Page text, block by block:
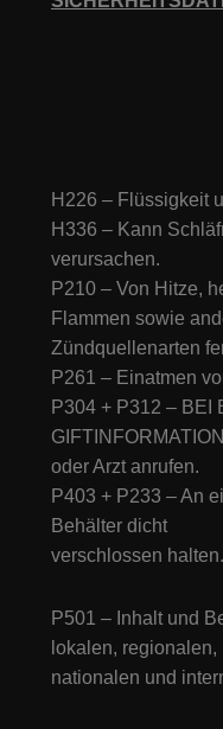
H226 – Flüssigkeit
H336 – Kann
verursachen.
P210 – Von Hitze,
Flammen sowie
Zündquellenarten
P261 – Einatmen
P304 + P312 – BEI
oder Arzt anrufen.
P403 + P233 – An
Behälter dicht
verschlossen halten.
P501 – Inhalt und
lokalen, regionalen,
nationalen und